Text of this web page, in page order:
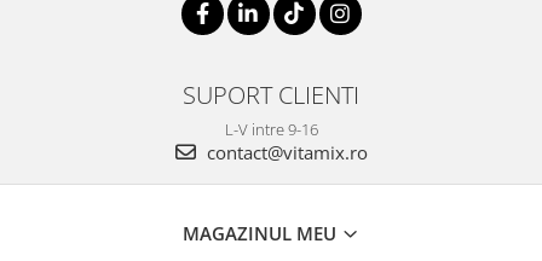
SUPORT CLIENTI
L-V intre 9-16
contact@vitamix.ro
MAGAZINUL MEU